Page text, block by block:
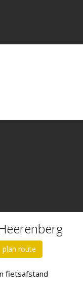
plan route
fietsafstand